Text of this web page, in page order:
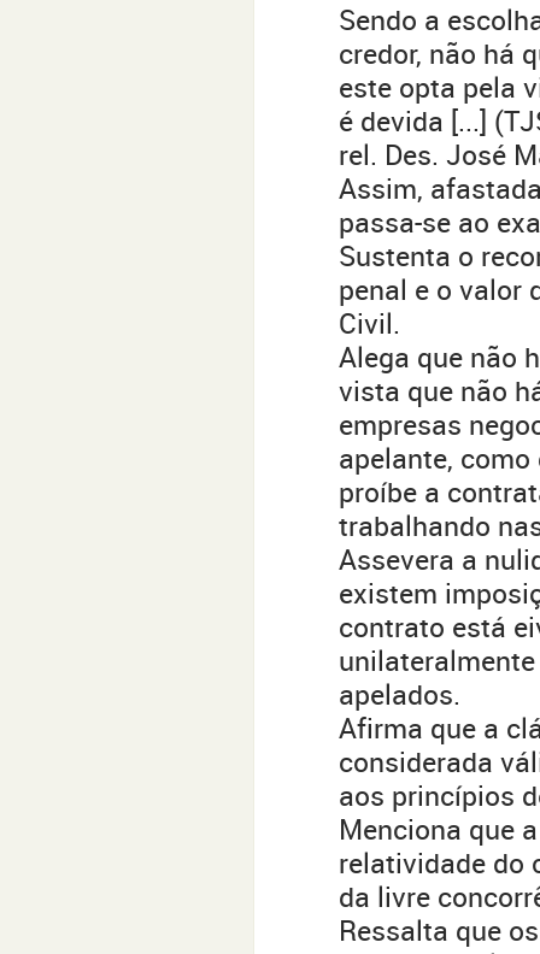
Sendo a
credor, não há
este opta pela
é devida [...]
rel. Des. José
Assim,
passa-se ao
Sustenta o
penal e o valor
Civil.
Alega que não
vista que não
empresas
apelante,
proíbe a
trabalhando
Assevera a
existem
contrato está
apelados.
Afirma que a
considerada
aos princípios
Menciona que
relatividade do
da livre
Ressalta que